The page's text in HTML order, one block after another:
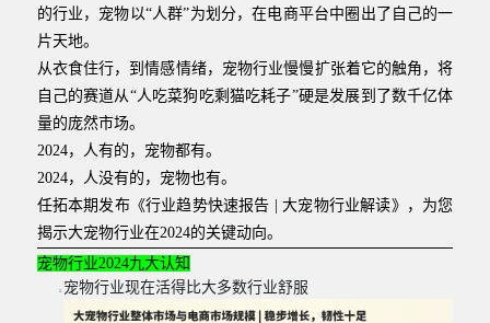
的行业，宠物以“人群”为划分，在电商平台中圈出了自己的一
片天地。
从衣食住行，到情感情绪，宠物行业慢慢扩张着它的触角，将
自己的赛道从“人吃菜狗吃剩猫吃耗子”硬是发展到了数千亿体
量的庞然市场。
2024，人有的，宠物都有。
2024，人没有的，宠物也有。
任拓本期发布《行业趋势快速报告 |大宠物行业解读》，为您
揭示大宠物行业在2024的关键动向。
宠物行业2024九大认知
宠物行业现在活得比大多数行业舒服